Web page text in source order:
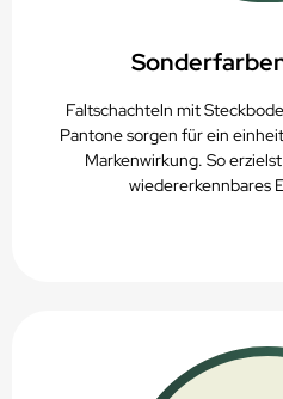
Faltschachteln mit
Pantone sorgen für ein
Markenwirkung. So
wiedererkennbares